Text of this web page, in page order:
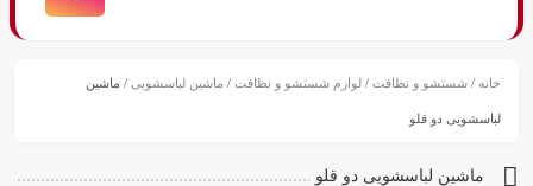
خانه / شستشو و نظافت / لوازم شستشو و نظافت / ماشین لباسشویی / ماشین
لباسشویی دو قلو
ماشین لباسشویی دو قلو